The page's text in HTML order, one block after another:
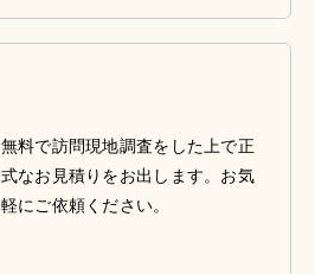
無料で訪問現地調査をした上で正
式なお見積りをお出します。お気
軽にご依頼ください。